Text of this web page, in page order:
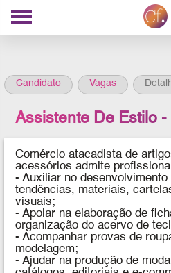
Candidato Vagas
Assistente De Estilo
Comércio atacadista de
acessórios admite
- Auxiliar no
tendências, materiais,
visuais;
- Apoiar na elaboração de
organização do acervo de
- Acompanhar provas de
modelagem;
- Ajudar na produção de